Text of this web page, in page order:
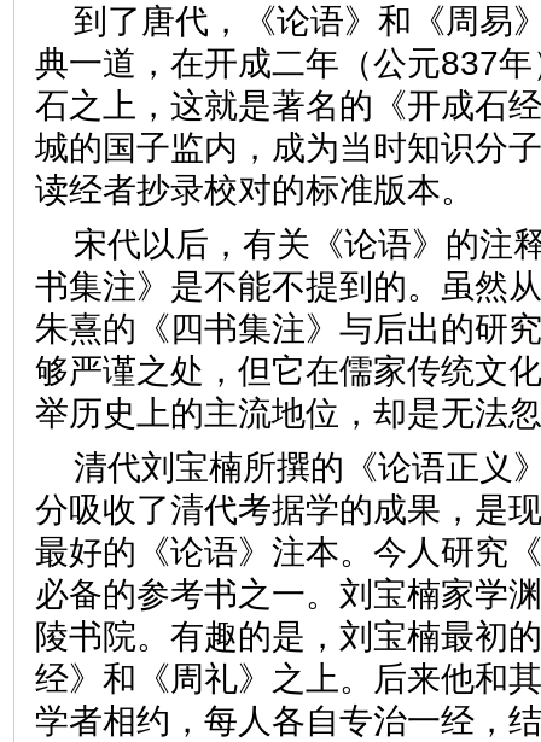
到了唐代，《论语》和《周易
典一道，在开成二年（公元837
石之上，这就是著名的《开成石
城的国子监内，成为当时知识分
读经者抄录校对的标准版本
宋代以后，有关《论语》的注
书集注》是不能不提到的。虽然
朱熹的《四书集注》与后出的研
够严谨之处，但它在儒家传统文
举历史上的主流地位，却是
清代刘宝楠所撰的《论语正义
分吸收了清代考据学的成果，是
最好的《论语》注本。今人研究
必备的参考书之一。刘宝楠家学
陵书院。有趣的是，刘宝楠最初
经》和《周礼》之上。后来他和
学者相约，每人各自专治一经，